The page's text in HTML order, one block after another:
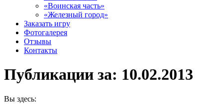
«Воинская часть»
«Железный город»
Заказать игру
Фотогалерея
Отзывы
Контакты
Публикации за: 10.02.2013
Вы здесь: